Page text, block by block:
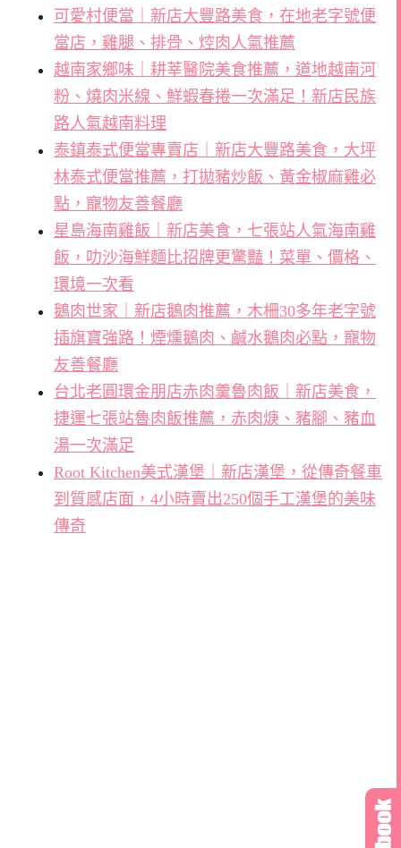
可愛村便當｜新店大豐路美食，在地老字號便
當店，雞腿、排骨、焢肉人氣推薦
越南家鄉味｜耕莘醫院美食推薦，道地越南河
粉、燒肉米線、鮮蝦春捲一次滿足！新店民族
路人氣越南料理
泰鎮泰式便當專賣店｜新店大豐路美食，大坪
林泰式便當推薦，打拋豬炒飯、黃金椒麻雞必
點，寵物友善餐廳
星島海南雞飯｜新店美食，七張站人氣海南雞
飯，叻沙海鮮麵比招牌更驚豔！菜單、價格、
環境一次看
鵝肉世家｜新店鵝肉推薦，木柵30多年老字號
插旗寶強路！煙燻鵝肉、鹹水鵝肉必點，寵物
友善餐廳
台北老圓環金朋店赤肉羹魯肉飯｜新店美食，
捷運七張站魯肉飯推薦，赤肉焿、豬腳、豬血
湯一次滿足
Root Kitchen美式漢堡｜新店漢堡，從傳奇餐車
到質感店面，4小時賣出250個手工漢堡的美味
傳奇